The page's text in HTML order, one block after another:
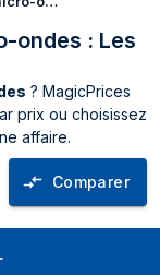
ondes : Les
? MagicPrices
prix ou choisissez
affaire.
Comparer
de